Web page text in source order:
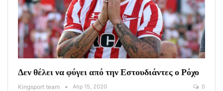
Δεν θέλει να φύγει από την Εστουδιάντες ο Ρόχο
Kingsport team Απρ 15, 2020 0